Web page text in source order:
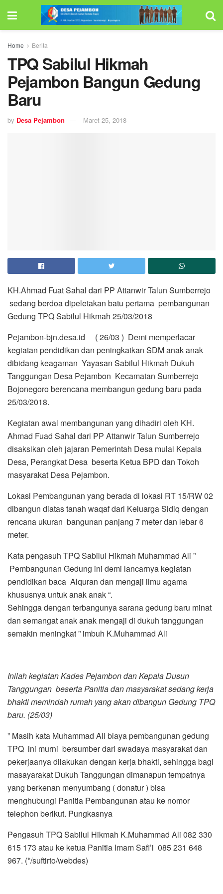
Home Berita
TPQ Sabilul Hikmah
Pejambon Bangun Gedung
Baru
by Desa Pejambon Maret 25, 2018
KH.Ahmad Fuat Sahal dari PP Attanwir Talun Sumberrejo
sedang berdoa dipeletakan batu pertama pembangunan
Gedung TPQ Sabilul Hikmah 25/03/2018
Pejambon-bjn.desa.id ( 26/03 ) Demi memperlacar
kegiatan pendidikan dan peningkatkan SDM anak anak
dibidang keagaman Yayasan Sabilul Hikmah Dukuh
Tanggungan Desa Pejambon Kecamatan Sumberrejo
Bojonegoro berencana membangun gedung baru pada
25/03/2018.
Kegiatan awal membangunan yang dihadiri oleh KH.
Ahmad Fuad Sahal dari PP Attanwir Talun Sumberrejo
disaksikan oleh jajaran Pemerintah Desa mulai Kepala
Desa, Perangkat Desa beserta Ketua BPD dan Tokoh
masyarakat Desa Pejambon.
Lokasi Pembangunan yang berada di lokasi RT 15/RW 02
dibangun diatas tanah waqaf dari Keluarga Sidiq dengan
rencana ukuran bangunan panjang 7 meter dan lebar 6
meter.
Kata pengasuh TPQ Sabilul Hikmah Muhammad Ali ”
Pembangunan Gedung ini demi lancarnya kegiatan
pendidikan baca Alquran dan mengaji ilmu agama
khususnya untuk anak anak “.
Sehingga dengan terbangunya sarana gedung baru minat
dan semangat anak anak mengaji di dukuh tanggungan
semakin meningkat ” imbuh K.Muhammad Ali
Inilah kegiatan Kades Pejambon dan Kepala Dusun
Tanggungan beserta Panitia dan masyarakat sedang kerja
bhakti memindah rumah yang akan dibangun Gedung TPQ
baru. (25/03)
” Masih kata Muhammad Ali biaya pembangunan gedung
TPQ ini murni bersumber dari swadaya masyarakat dan
pekerjaanya dilakukan dengan kerja bhakti, sehingga bagi
masayarakat Dukuh Tanggungan dimanapun tempatnya
yang berkenan menyumbang ( donatur ) bisa
menghubungi Panitia Pembangunan atau ke nomor
telephon berikut. Pungkasnya
Pengasuh TPQ Sabilul Hikmah K.Muhammad Ali 082 330
615 173 atau ke ketua Panitia Imam Safi’i 085 231 648
967. (*/suftirto/webdes)